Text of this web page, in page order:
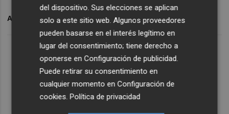
ARCHIVADO EN VALENCIANO PLURILINGÜISMO
del dispositivo. Sus elecciones se aplican
solo a este sitio web. Algunos proveedores
pueden basarse en el interés legítimo en
lugar del consentimiento; tiene derecho a
oponerse enConfiguración de publicidad
Puede retirar su consentimiento en
cualquier momento enConfiguración de
cookies .Política de privacidad